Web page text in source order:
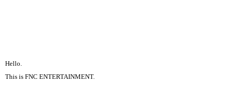
Hello.
This is FNC ENTERTAINMENT.